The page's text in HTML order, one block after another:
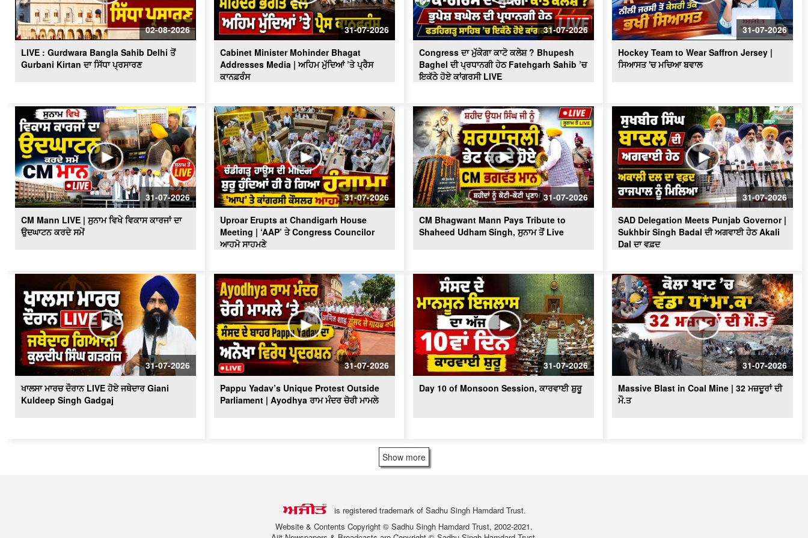
Massive Blast in Coal Mine | 32
ਮਜ਼ਦੂਰਾਂ ਦੀ ਮੌ.ਤ
02-08-2026
LIVE : Gurdwara Bangla Sahib Delhi ਤੋਂ
Gurbani Kirtan ਦਾ ਸਿੱਧਾ ਪ੍ਰਸਾਰਣ
31-07-2026
Cabinet Minister Mohinder Bhagat
Addresses Media | ਅਹਿਮ ਮੁੱਦਿਆਂ ’ਤੇ ਪ੍ਰੈਸ
ਕਾਨਫ਼ਰੰਸ
31-07-2026
Congress ਦਾ ਮੁੱਕੇਗਾ ਕਾਟੋ ਕਲੇਸ਼ ? Bhupesh
Baghel ਦੀ ਪ੍ਰਧਾਨਗੀ ਹੇਠ Fatehgarh Sahib ’ਚ
ਇਕੱਠੇ ਹੋਏ ਕਾਂਗਰਸੀ LIVE
31-07-2026
Hockey Team to Wear Saffron Jersey |
ਸਿਆਸਤ 'ਚ ਮਚਿਆ ਬਵਾਲ
31-07-2026
CM Mann LIVE | ਸੁਨਾਮ ਵਿਖੇ ਵਿਕਾਸ ਕਾਰਜਾਂ ਦਾ
ਉਦਘਾਟਨ ਕਰਦੇ ਸਮੇਂ
31-07-2026
Uproar Erupts at Chandigarh House
Meeting | ‘AAP’ ਤੇ Congress Councilor
ਆਹਮੋ ਸਾਹਮਣੇ
31-07-2026
CM Bhagwant Mann Pays Tribute to
Shaheed Udham Singh, ਸੁਨਾਮ ਤੋਂ Live
31-07-2026
SAD Delegation Meets Punjab Governor |
Sukhbir Singh Badal ਦੀ ਅਗਵਾਈ ਹੇਠ Akali
Dal ਦਾ ਵਫ਼ਦ
31-07-2026
ਖਾਲਸਾ ਮਾਰਚ ਦੌਰਾਨ LIVE ਹੋਏ ਜਥੇਦਾਰ Giani
Kuldeep Singh Gadgaj
31-07-2026
Pappu Yadav’s Unique Protest Outside
Parliament | Ayodhya ਰਾਮ ਮੰਦਰ ਚੋਰੀ ਮਾਮਲੇ
31-07-2026
Day 10 of Monsoon Session, ਕਾਰਵਾਈ ਸ਼ੁਰੂ
31-07-2026
Massive Blast in Coal Mine | 32 ਮਜ਼ਦੂਰਾਂ ਦੀ
ਮੌ.ਤ
Show more
is registered trademark of Sadhu Singh Hamdard Trust.
Website & Contents Copyright © Sadhu Singh Hamdard Trust, 2002-2021.